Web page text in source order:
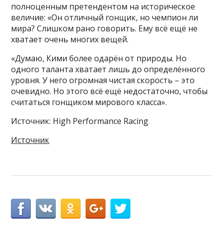
полноценным претендентом на историческое
величие: «Он отличный гонщик, но чемпион ли
мира? Слишком рано говорить. Ему всё ещё не
хватает очень многих вещей.
«Думаю, Кими более одарён от природы. Но
одного таланта хватает лишь до определённого
уровня. У него огромная чистая скорость – это
очевидно. Но этого всё ещё недостаточно, чтобы
считаться гонщиком мирового класса».
Источник: High Performance Racing
Источник